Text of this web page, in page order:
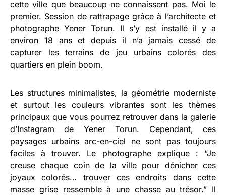
cette ville que beaucoup ne connaissent pas. Moi le
premier. Session de rattrapage grâce à l’architecte et
photographe Yener Torun. Il s’y est installé il y a
environ 18 ans et depuis il n’a jamais cessé de
capturer les terrains de jeu urbains colorés des
quartiers en plein boom.
Les structures minimalistes, la géométrie moderniste
et surtout les couleurs vibrantes sont les thèmes
principaux que vous pourrez retrouver dans la galerie
d’Instagram de Yener Torun. Cependant, ces
paysages urbains arc-en-ciel ne sont pas toujours
faciles à trouver. Le photographe explique : “Je
creuse chaque coin de la ville pour dénicher ces
joyaux colorés… trouver ces endroits dans cette
masse grise ressemble à une chasse au trésor.” Il